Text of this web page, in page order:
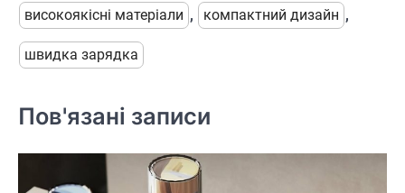
високоякісні матеріали , компактний дизайн ,
швидка зарядка
Пов'язані записи